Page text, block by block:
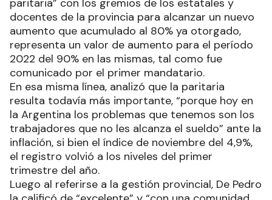
paritaria” con los gremios de los estatales y
docentes de la provincia para alcanzar un nuevo
aumento que acumulado al 80% ya otorgado,
representa un valor de aumento para el período
2022 del 90% en las mismas, tal como fue
comunicado por el primer mandatario.
En esa misma línea, analizó que la paritaria
resulta todavía más importante, “porque hoy en
la Argentina los problemas que tenemos son los
trabajadores que no les alcanza el sueldo” ante la
inflación, si bien el índice de noviembre del 4,9%,
el registro volvió a los niveles del primer
trimestre del año.
Luego al referirse a la gestión provincial, De Pedro